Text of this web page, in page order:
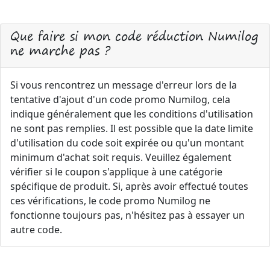
Que faire si mon code réduction Numilog
ne marche pas ?
Si vous rencontrez un message d'erreur lors de la
tentative d'ajout d'un code promo Numilog, cela
indique généralement que les conditions d'utilisation
ne sont pas remplies. Il est possible que la date limite
d'utilisation du code soit expirée ou qu'un montant
minimum d'achat soit requis. Veuillez également
vérifier si le coupon s'applique à une catégorie
spécifique de produit. Si, après avoir effectué toutes
ces vérifications, le code promo Numilog ne
fonctionne toujours pas, n'hésitez pas à essayer un
autre code.